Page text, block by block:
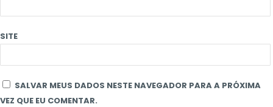
SITE
SALVAR MEUS DADOS NESTE NAVEGADOR PARA A PRÓXIMA
VEZ QUE EU COMENTAR.